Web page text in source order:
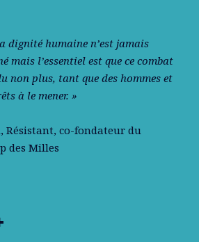
dignité humaine n’est jamais
mais l’essentiel est que ce combat
non plus, tant que des hommes et
à le mener. »
, Résistant, co-fondateur du
des Milles